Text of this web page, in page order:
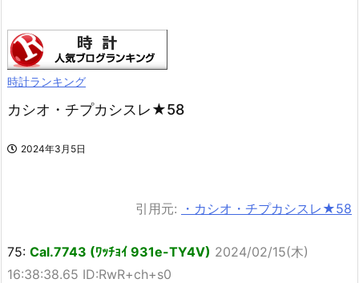
時計ランキング
カシオ・チプカシスレ★58
2024年3月5日
引用元: ・カシオ・チプカシスレ★58
75: Cal.7743 (ﾜｯﾁｮｲ 931e-TY4V) 2024/02/15(木)
16:38:38.65 ID:RwR+ch+s0